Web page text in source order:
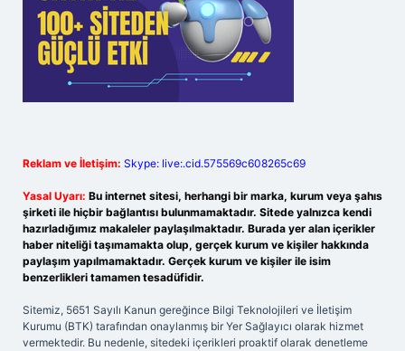
Reklam ve İletişim: Skype: live:.cid.575569c608265c69
Yasal Uyarı: Bu internet sitesi, herhangi bir marka, kurum veya şahıs
şirketi ile hiçbir bağlantısı bulunmamaktadır. Sitede yalnızca kendi
hazırladığımız makaleler paylaşılmaktadır. Burada yer alan içerikler
haber niteliği taşımamakta olup, gerçek kurum ve kişiler hakkında
paylaşım yapılmamaktadır. Gerçek kurum ve kişiler ile isim
benzerlikleri tamamen tesadüfidir.
Sitemiz, 5651 Sayılı Kanun gereğince Bilgi Teknolojileri ve İletişim
Kurumu (BTK) tarafından onaylanmış bir Yer Sağlayıcı olarak hizmet
vermektedir. Bu nedenle, sitedeki içerikleri proaktif olarak denetleme